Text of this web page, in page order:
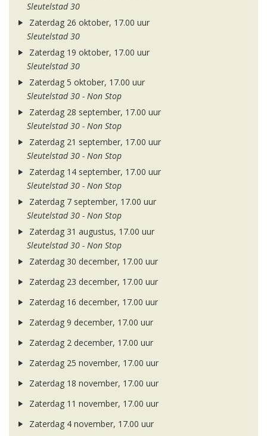
Sleutelstad 30
Zaterdag 26 oktober, 17.00 uur
Sleutelstad 30
Zaterdag 19 oktober, 17.00 uur
Sleutelstad 30
Zaterdag 5 oktober, 17.00 uur
Sleutelstad 30 - Non Stop
Zaterdag 28 september, 17.00 uur
Sleutelstad 30 - Non Stop
Zaterdag 21 september, 17.00 uur
Sleutelstad 30 - Non Stop
Zaterdag 14 september, 17.00 uur
Sleutelstad 30 - Non Stop
Zaterdag 7 september, 17.00 uur
Sleutelstad 30 - Non Stop
Zaterdag 31 augustus, 17.00 uur
Sleutelstad 30 - Non Stop
Zaterdag 30 december, 17.00 uur
Zaterdag 23 december, 17.00 uur
Zaterdag 16 december, 17.00 uur
Zaterdag 9 december, 17.00 uur
Zaterdag 2 december, 17.00 uur
Zaterdag 25 november, 17.00 uur
Zaterdag 18 november, 17.00 uur
Zaterdag 11 november, 17.00 uur
Zaterdag 4 november, 17.00 uur